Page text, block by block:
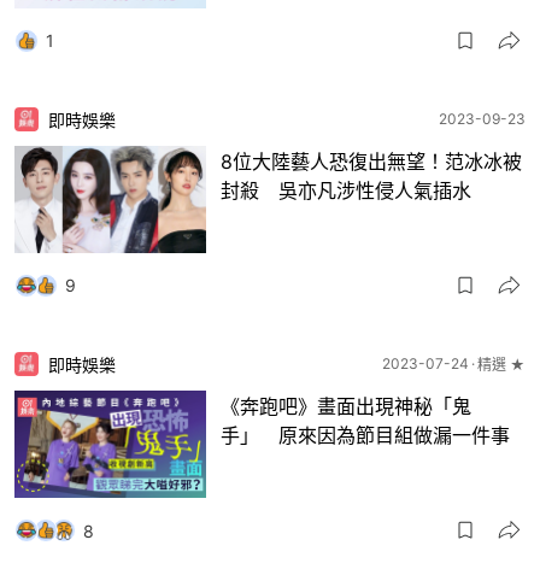
1
即時娛樂 2023-09-23
8位大陸藝人恐復出無望！范冰冰被
封殺 吳亦凡涉性侵人氣插水
9
即時娛樂 2023-07-24 精選 ★
《奔跑吧》畫面出現神秘「鬼
手」 原來因為節目組做漏一件事
8